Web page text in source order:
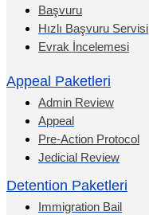
Başvuru
Hızlı Başvuru Servisi
Evrak İncelemesi
Appeal Paketleri
Admin Review
Appeal
Pre-Action Protocol
Jedicial Review
Detention Paketleri
Immigration Bail